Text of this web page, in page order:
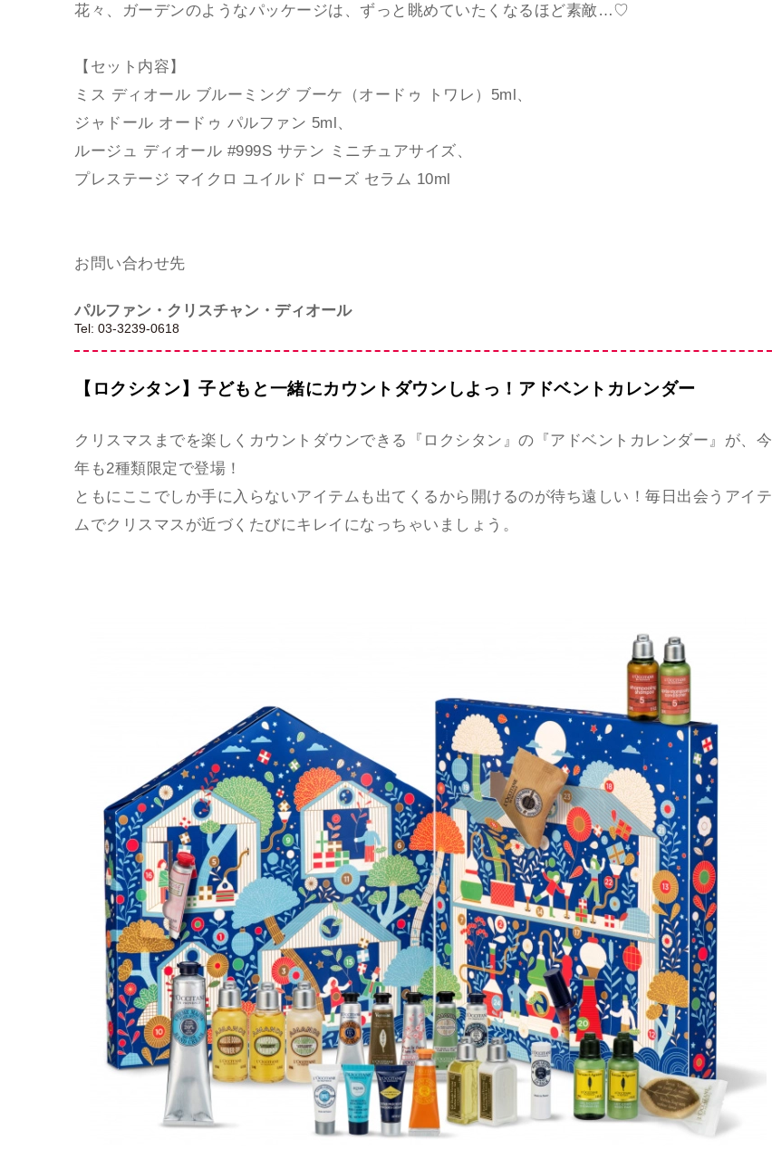
花々、ガーデンのようなパッケージは、ずっと眺めていたくなるほど素敵…♡
【セット内容】
ミス ディオール ブルーミング ブーケ（オードゥ トワレ）5ml、
ジャドール オードゥ パルファン 5ml、
ルージュ ディオール #999S サテン ミニチュアサイズ、
プレステージ マイクロ ユイルド ローズ セラム 10ml
お問い合わせ先
パルファン・クリスチャン・ディオール
Tel: 03-3239-0618
【ロクシタン】子どもと一緒にカウントダウンしよっ！アドベントカレンダー
クリスマスまでを楽しくカウントダウンできる『ロクシタン』の『アドベントカレンダー』が、今
年も2種類限定で登場！
ともにここでしか手に入らないアイテムも出てくるから開けるのが待ち遠しい！毎日出会うアイテ
ムでクリスマスが近づくたびにキレイになっちゃいましょう。